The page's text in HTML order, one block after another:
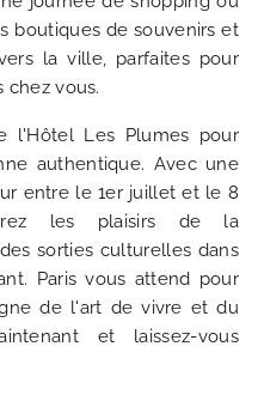
boutiques de souvenirs et
la ville, parfaites pour
chez vous.
l'Hôtel Les Plumes pour
authentique. Avec une
entre le 1er juillet et le 8
les plaisirs de la
sorties culturelles dans
Paris vous attend pour
de l'art de vivre et du
et laissez-vous